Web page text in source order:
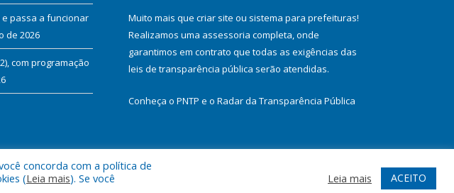
e passa a funcionar
de 2026
com programação
Muito mais que criar site ou sistema para prefeituras!
Realizamos uma assessoria completa, onde
garantimos em contrato que todas as exigências das
leis de transparência pública serão atendidas.
Conheça o PNTP e o Radar da Transparência Pública
Mapa do Site Acessar Webmail
concorda com a política de
(Leia mais). Se você
Leia mais ACEITO